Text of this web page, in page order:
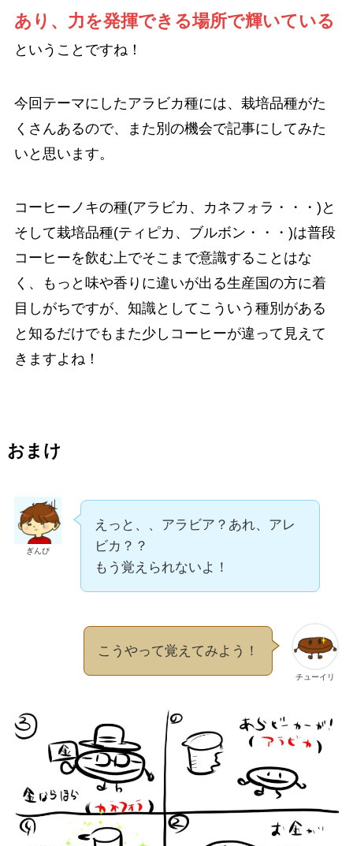
あり、力を発揮できる場所で輝いている
ということですね！
今回テーマにしたアラビカ種には、栽培品種がた
くさんあるので、また別の機会で記事にしてみた
いと思います。
コーヒーノキの種(アラビカ、カネフォラ・・・)と
そして栽培品種(ティピカ、ブルボン・・・)は普段
コーヒーを飲む上でそこまで意識することはな
く、もっと味や香りに違いが出る生産国の方に着
目しがちですが、知識としてこういう種別がある
と知るだけでもまた少しコーヒーが違って見えて
きますよね！
おまけ
ぎんぴ
えっと、、アラビア？あれ、アレ
ビカ？？
もう覚えられないよ！
チューイリ
こうやって覚えてみよう！